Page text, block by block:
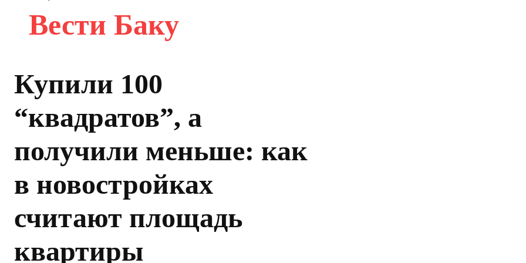
Вести Баку
Купили 100
“квадратов”, а
получили меньше: как
в новостройках
считают площадь
квартиры